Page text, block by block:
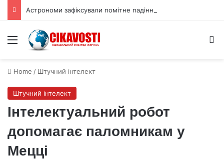
Menu
Home / Штучний інтелект
Штучний інтелект
Інтелектуальний робот
допомагає паломникам у
Мецці